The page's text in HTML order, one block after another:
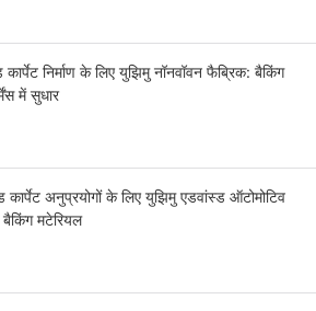
निर्माण के लिए युझिमु नॉनवॉवन फैब्रिक: बैकिंग
में सुधार
कार्पेट अनुप्रयोगों के लिए युझिमु एडवांस्ड ऑटोमोटिव
बैकिंग मटेरियल